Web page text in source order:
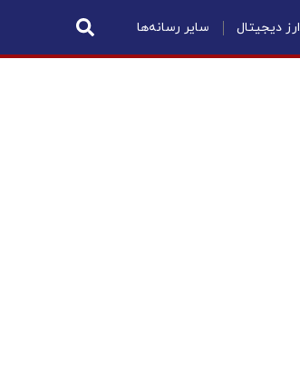
ارز دیجیتال سایر رسانه‌ها